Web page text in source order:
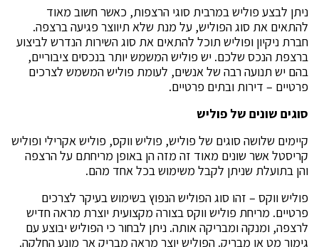
ניתן לבצע פוליש במרבית סוגי הרצפות, כאשר חשוב מאוד
להתאים את סוג הפוליש, על מנת שלא תיווצר פגיעה ברצפה.
חברת ניקיון ופוליש תוכל להתאים את סוג השירות הנדרש לביצוע
ברצפת הנכס שלכם. יש פוליש המשמש יותר בנכסים ציבוריים,
בהם יש תנועה רבה של אנשים, לעומת פוליש המשמש לצרכים
פרטיים – דירות ובתים פרטיים.
סוגים שונים של פוליש
קיימים שלושה סוגים של פוליש, פוליש ווקס, פוליש אקרילי ופוליש
קריסטל אשר שונים מאוד זה מזה הן באופן מריחתם על הרצפה
והן בתועלת שניתן לקבל משימוש בכל אחד מהם.
פוליש ווקס – זהו סוג הפוליש הנפוץ בשימוש בעיקר לצרכים
פרטיים. מריחת פוליש ווקס בצורה מקצועית יוצרת מראה חדיש
לרצפה, ומנקה ומבריקה אותה. ניתן לבחור כי הפוליש יבוצע עם
גימור מט או מבריק. הפוליש יוצר מראה מבריק אך מונע החלקה.